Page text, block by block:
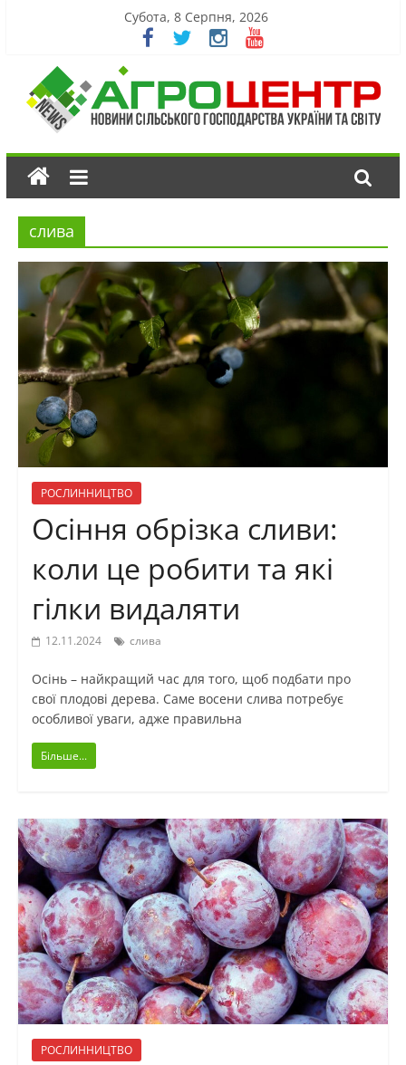
Субота, 8 Серпня, 2026
слива
РОСЛИННИЦТВО
Осіння обрізка сливи:
коли це робити та які
гілки видаляти
12.11.2024 слива
Осінь – найкращий час для того, щоб подбати про
свої плодові дерева. Саме восени слива потребує
особливої уваги, адже правильна
Більше...
РОСЛИННИЦТВО